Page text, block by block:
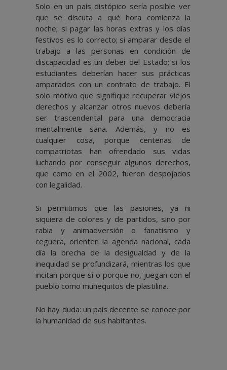
Solo en un país distópico sería posible ver
que se discuta a qué hora comienza la
noche; si pagar las horas extras y los días
festivos es lo correcto; si amparar desde el
trabajo a las personas en condición de
discapacidad es un deber del Estado; si los
estudiantes deberían hacer sus prácticas
amparados con un contrato de trabajo. El
solo motivo que signifique recuperar viejos
derechos y alcanzar otros nuevos debería
ser trascendental para una democracia
mentalmente sana. Además, y no es
cualquier cosa, porque centenas de
compatriotas han ofrendado sus vidas
luchando por conseguir algunos derechos,
que como en el 2002, fueron despojados
con legalidad.
Si permitimos que las pasiones, ya ni
siquiera de colores y de partidos, sino por
rabia y animadversión o fanatismo y
ceguera, orienten la agenda nacional, cada
día la brecha de la desigualdad y de la
inequidad se profundizará, mientras los que
incitan porque sí o porque no, juegan con el
pueblo como muñequitos de plastilina.
No hay duda: un país decente se conoce por
la humanidad de sus habitantes.